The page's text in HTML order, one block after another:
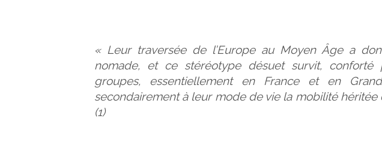
« Leur traversée de l’Europe au Moyen Âge a
nomade, et ce stéréotype désuet survit, conforté
groupes, essentiellement en France et en
secondairement à leur mode de vie la mobilité héritée
(1)